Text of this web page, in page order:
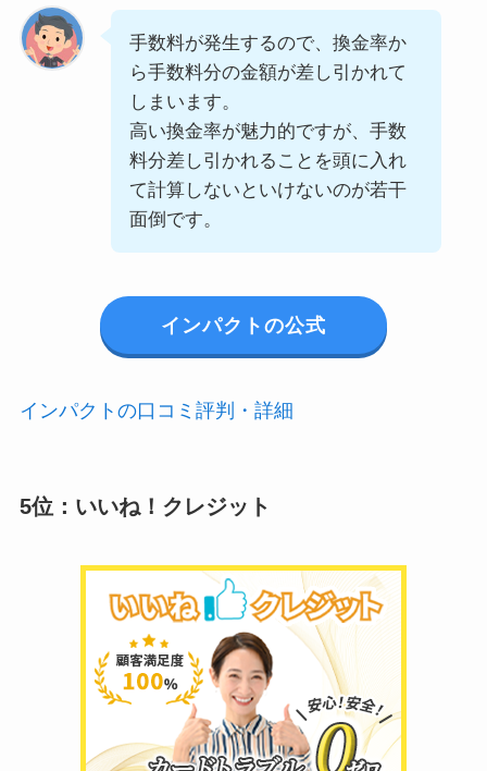
手数料が発生するので、換金率か
ら手数料分の金額が差し引かれて
しまいます。
高い換金率が魅力的ですが、手数
料分差し引かれることを頭に入れ
て計算しないといけないのが若干
面倒です。
インパクトの公式
インパクトの口コミ評判・詳細
5位：いいね！クレジット